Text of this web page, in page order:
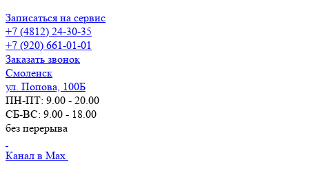
Записаться на сервис
+7 (4812) 24-30-35
+7 (920) 661-01-01
Заказать звонок
Смоленск
ул. Попова, 100Б
ПН-ПТ: 9.00 - 20.00
СБ-ВС: 9.00 - 18.00
без перерыва
Канал в Max